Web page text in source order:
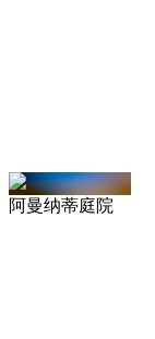
阿曼纳蒂庭院